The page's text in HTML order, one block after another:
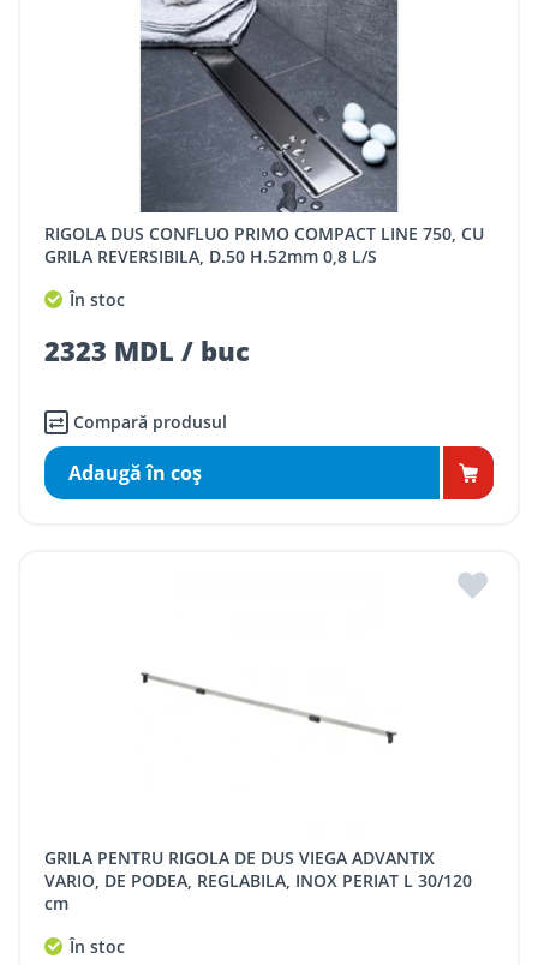
RIGOLA DUS CONFLUO PRIMO COMPACT LINE 750, CU
GRILA REVERSIBILA, D.50 H.52mm 0,8 L/S
În stoc
2323 MDL / buc
Compară produsul
Adaugă în coş
GRILA PENTRU RIGOLA DE DUS VIEGA ADVANTIX
VARIO, DE PODEA, REGLABILA, INOX PERIAT L 30/120
cm
În stoc